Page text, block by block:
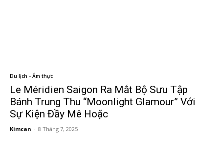
Du lịch - Ẩm thực
Le Méridien Saigon Ra Mắt Bộ Sưu Tập
Bánh Trung Thu “Moonlight Glamour” Với
Sự Kiện Đầy Mê Hoặc
Kimcan - 8 Tháng 7, 2025